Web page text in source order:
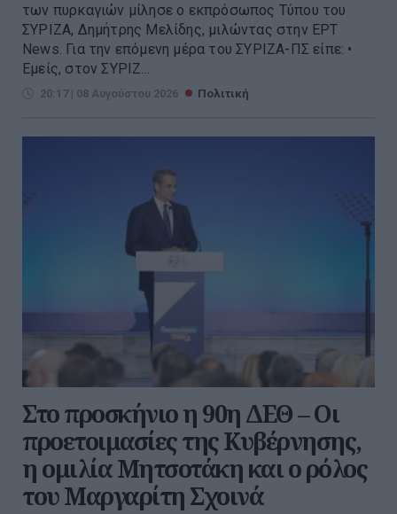
των πυρκαγιών μίλησε ο εκπρόσωπος Τύπου του
ΣΥΡΙΖΑ, Δημήτρης Μελίδης, μιλώντας στην ΕΡΤ
Νews. Για την επόμενη μέρα του ΣΥΡΙΖΑ-ΠΣ είπε: •
Εμείς, στον ΣΥΡΙΖ...
20:17 | 08 Αυγούστου 2026 Πολιτική
Στο προσκήνιο η 90η ΔΕΘ – Οι
προετοιμασίες της Κυβέρνησης,
η ομιλία Μητσοτάκη και ο ρόλος
του Μαργαρίτη Σχοινά